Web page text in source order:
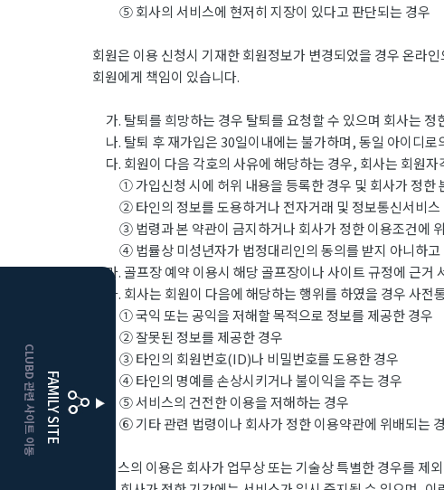
FAMILY SITE
CLUBD 관련 사이트 이동
HOME
보은
클럽디 거창
⑤ 회사의 서비스에 현저히 지장이 있다고 판단되는 경우
회원은 이용 신청시 기재한 회원정보가 변경되었을 경우 온라
회원에게 책임이 있습니다.
가. 탈퇴를 희망하는 경우 탈퇴를 요청할 수 있으며 회사는 정
나. 탈퇴 후 재가입은 30일이내에는 불가하며, 동일 아이디로
다. 회원이 다음 각호의 사유에 해당하는 경우, 회사는 회원자
① 가입신청 시에 허위 내용을 등록한 경우 및 회사가 정한
② 타인의 정보를 도용하거나 전자거래 및 정보통신서비스
③ 법령과 본 약관이 금지하거나 회사가 정한 이용조건에
④ 법률상 미성년자가 법정대리인의 동의를 받지 아니하고
라. 골프장 예약 이용시 해당 골프장이나 사이트 규정에 근거
마. 회사는 회원이 다음에 해당하는 행위를 하였을 경우 사전
① 국익 또는 공익을 저해할 목적으로 정보를 제공한 경우
② 잘못된 정보를 제공한 경우
③ 타인의 회원번호(ID)나 비밀번호를 도용한 경우
④ 타인의 명예를 손상시키거나 불이익을 주는 경우
⑤ 서비스의 건전한 이용을 저해하는 경우
⑥ 기타 관련 법령이나 회사가 정한 이용약관에 위배되는
서비스의 이용은 회사가 업무상 또는 기술상 특별한 경우를